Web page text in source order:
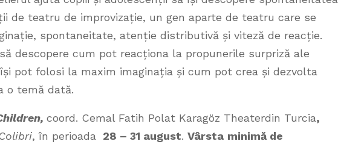
de teatru de improvizație, un gen aparte de teatru care se
spontaneitate, atenție distributivă și viteză de reacție.
descopere cum pot reacționa la propunerile surpriză ale
pot folosi la maxim imaginația și cum pot crea și dezvolta
o temă dată.
coord. Cemal Fatih Polat Karagöz Theaterdin Turcia,
, în perioada 28 – 31 august. Vârsta minimă de